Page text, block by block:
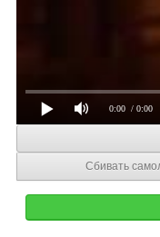
0:00 / 0:00
Сбивать